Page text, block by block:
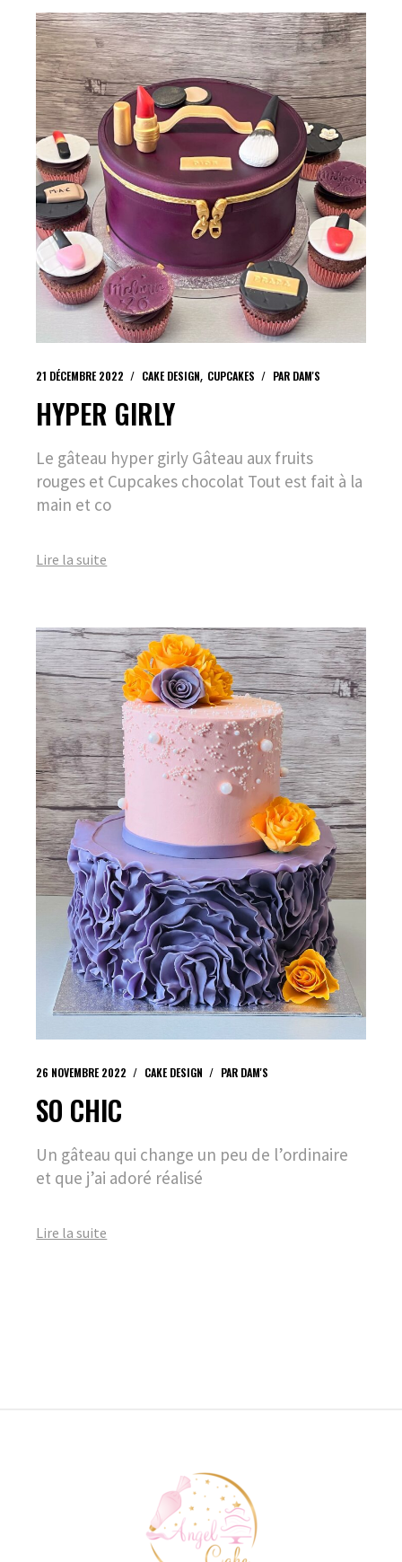
21 DÉCEMBRE 2022 CAKE DESIGN CUPCAKES PAR DAM'S
HYPER GIRLY
Le gâteau hyper girly Gâteau aux fruits
rouges et Cupcakes chocolat Tout est fait à la
main et co
Lire la suite
26 NOVEMBRE 2022 CAKE DESIGN PAR DAM'S
SO CHIC
Un gâteau qui change un peu de l’ordinaire
et que j’ai adoré réalisé
Lire la suite